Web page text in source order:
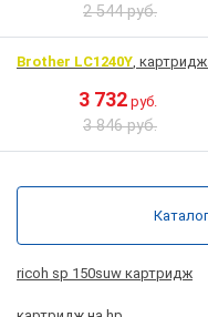
2 544 руб.
Brother LC1240Y, картридж
3 732 руб.
3 846 руб.
ricoh sp 150suw картридж